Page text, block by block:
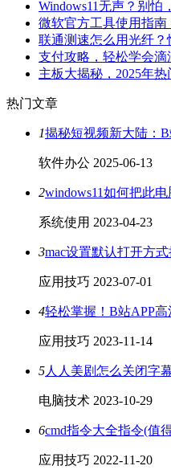
Windows11无声？别
微软官方工具使用指
联通测速怎么用光纤
支付攻略，轻松学会
主板大揭秘，2025年
热门文章
1揭秘短视频新大陆：
软件办公 2025-06-13
2windows11如何把此
系统使用 2023-04-23
3mac设置默认打开方
应用技巧 2023-07-01
4轻松掌握！B站APP
应用技巧 2023-11-14
5人人美剧怎么关闭字
电脑技术 2023-10-29
6cmd指令大全指令(值
应用技巧 2022-11-20